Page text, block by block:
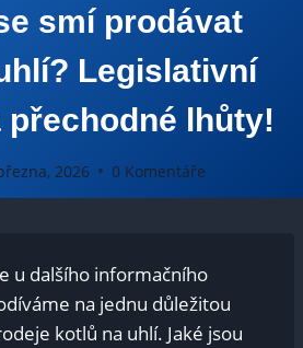
smí prodávat
Legislativní
přechodné lhůty!
2026 0 Komentáře
u dalšího informačního
na‍ jednu ‍důležitou
kotlů na uhlí. Jaké jsou​